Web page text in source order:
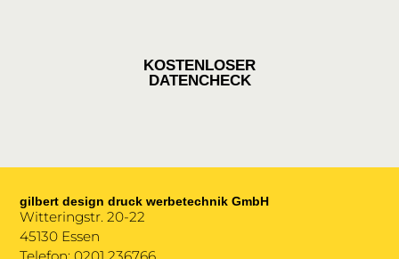
KOSTENLOSER
DATENCHECK
gilbert design druck werbetechnik GmbH
Witteringstr. 20-22
45130 Essen
Telefon: 0201 236766